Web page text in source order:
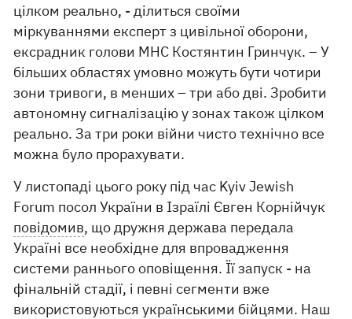
цілком реально, - ділиться своїми
міркуваннями експерт з цивільної оборони,
ексрадник голови МНС Костянтин Гринчук. – У
більших областях умовно можуть бути чотири
зони тривоги, в менших – три або дві. Зробити
автономну сигналізацію у зонах також цілком
реально. За три роки війни чисто технічно все
можна було прорахувати.
У листопаді цього року під час Kyiv Jewish
Forum посол України в Ізраїлі Євген Корнійчук
повідомив, що дружня держава передала
Україні все необхідне для впровадження
системи раннього оповіщення. Її запуск - на
фінальній стадії, і певні сегменти вже
використовуються українськими бійцями. Наш